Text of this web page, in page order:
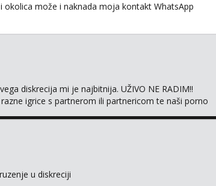
može i naknada moja kontakt WhatsApp
diskrecija mi je najbitnija. UŽIVO NE RADIM!!
igrice s partnerom ili partnericom te naši porno
u diskreciji